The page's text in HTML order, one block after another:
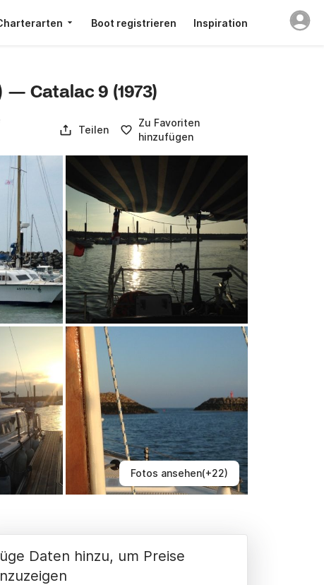
Boot registrieren Inspiration
Fotos ansehen(+22)
— Catalac 9 (1973)
Teilen
Zu Favoriten
hinzufügen
Daten hinzu, um Preise